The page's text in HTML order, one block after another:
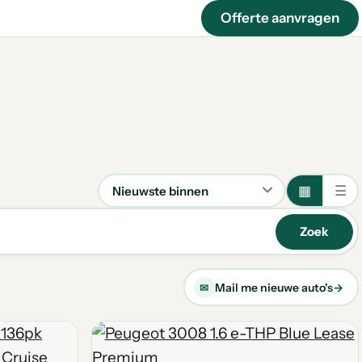
Offerte aanvragen
Sorteren
▦ ☰
Zoek
✉ Mail me nieuwe auto's→